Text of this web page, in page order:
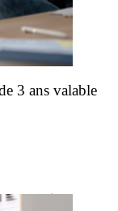
3 ans valable